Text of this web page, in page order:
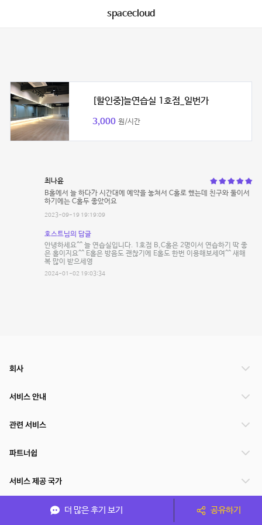
spacecloud
[할인중]늘연습실 1호점_일번가
3,000 원/시간
최나윤
B홀에서 늘 하다가 시간대에 예약을 놓쳐서 C홀로 했는데 친구와 둘이서
하기에는 C홀두 좋았어요
2023-09-19 19:19:09
호스트님의 답글
안녕하세요^^ 늘 연습실입니다. 1호점 B,C홀은 2명이서 연습하기 딱 좋
은 홀이지요^^ E홀은 방음도 괜찮기에 E홀도 한번 이용해보세여^^ 새해
복 많이 받으세영
2024-01-02 19:03:34
더 많은 후기 보기 공유하기
회사
서비스 안내
관련 서비스
파트너쉽
서비스 제공 국가